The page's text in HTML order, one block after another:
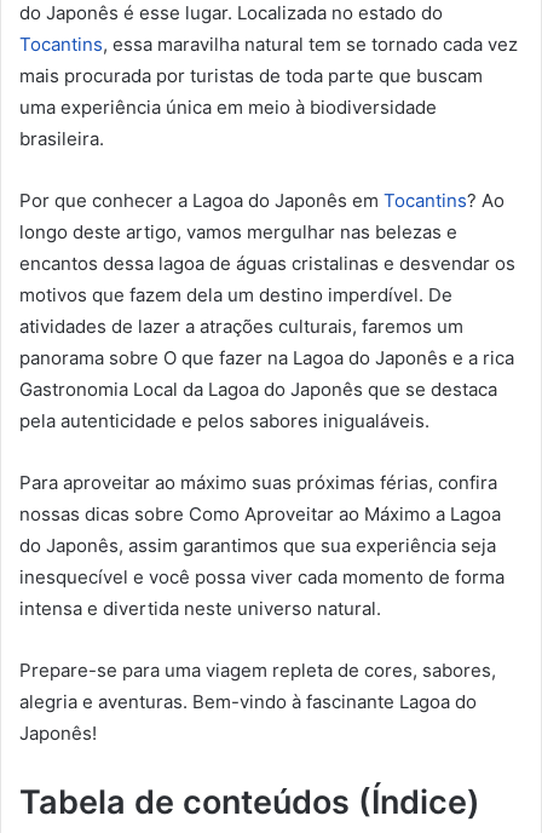
do Japonês é esse lugar. Localizada no estado do
Tocantins, essa maravilha natural tem se tornado cada vez
mais procurada por turistas de toda parte que buscam
uma experiência única em meio à biodiversidade
brasileira.
Por que conhecer a Lagoa do Japonês em Tocantins? Ao
longo deste artigo, vamos mergulhar nas belezas e
encantos dessa lagoa de águas cristalinas e desvendar os
motivos que fazem dela um destino imperdível. De
atividades de lazer a atrações culturais, faremos um
panorama sobre O que fazer na Lagoa do Japonês e a rica
Gastronomia Local da Lagoa do Japonês que se destaca
pela autenticidade e pelos sabores inigualáveis.
Para aproveitar ao máximo suas próximas férias, confira
nossas dicas sobre Como Aproveitar ao Máximo a Lagoa
do Japonês, assim garantimos que sua experiência seja
inesquecível e você possa viver cada momento de forma
intensa e divertida neste universo natural.
Prepare-se para uma viagem repleta de cores, sabores,
alegria e aventuras. Bem-vindo à fascinante Lagoa do
Japonês!
Tabela de conteúdos (Índice)